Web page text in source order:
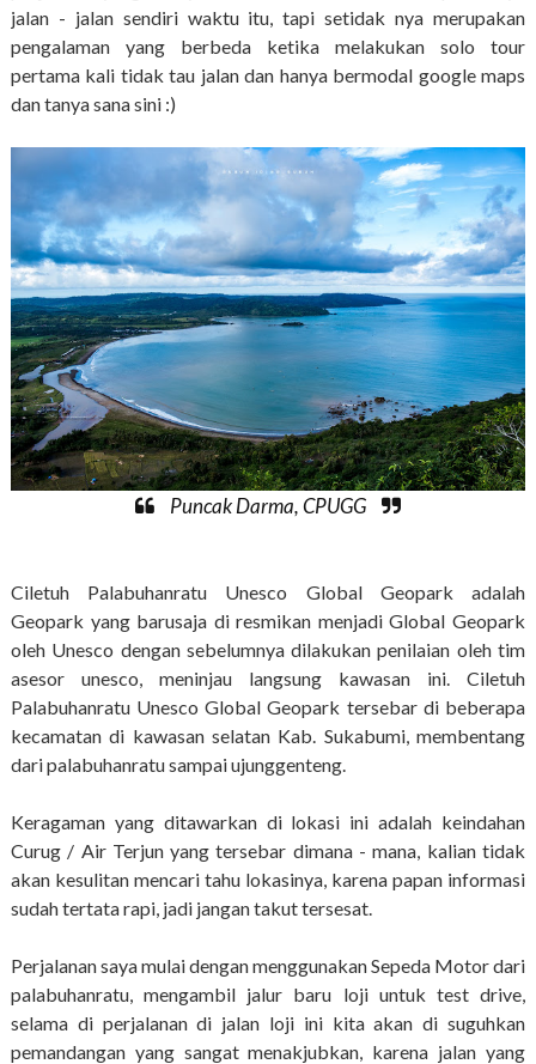
jalan - jalan sendiri waktu itu, tapi setidak nya merupakan
pengalaman yang berbeda ketika melakukan solo tour
pertama kali tidak tau jalan dan hanya bermodal google maps
dan tanya sana sini :)
Puncak Darma, CPUGG
Ciletuh Palabuhanratu Unesco Global Geopark adalah
Geopark yang barusaja di resmikan menjadi Global Geopark
oleh Unesco dengan sebelumnya dilakukan penilaian oleh tim
asesor unesco, meninjau langsung kawasan ini. Ciletuh
Palabuhanratu Unesco Global Geopark tersebar di beberapa
kecamatan di kawasan selatan Kab. Sukabumi, membentang
dari palabuhanratu sampai ujunggenteng.
Keragaman yang ditawarkan di lokasi ini adalah keindahan
Curug / Air Terjun yang tersebar dimana - mana, kalian tidak
akan kesulitan mencari tahu lokasinya, karena papan informasi
sudah tertata rapi, jadi jangan takut tersesat.
Perjalanan saya mulai dengan menggunakan Sepeda Motor dari
palabuhanratu, mengambil jalur baru loji untuk test drive,
selama di perjalanan di jalan loji ini kita akan di suguhkan
pemandangan yang sangat menakjubkan, karena jalan yang